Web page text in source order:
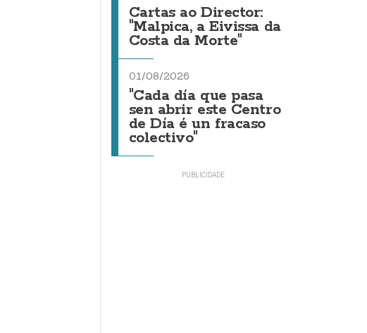
Cartas ao Director:
"Malpica, a Eivissa da
Costa da Morte"
01/08/2026
"Cada día que pasa
sen abrir este Centro
de Día é un fracaso
colectivo"